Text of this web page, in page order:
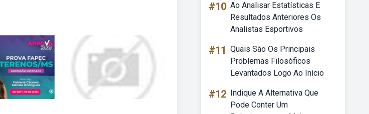
#10 Ao Analisar Estatísticas E
Resultados Anteriores Os
Analistas Esportivos
#11 Quais São Os Principais
Problemas Filosóficos
Levantados Logo Ao Início
#12 Indique A Alternativa Que
Pode Conter Um